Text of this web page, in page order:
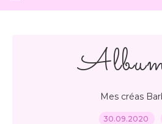
Mes créas
30.09.2020